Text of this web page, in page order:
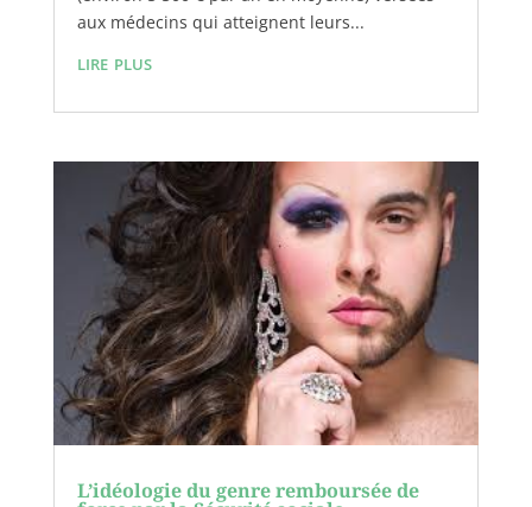
aux médecins qui atteignent leurs...
lire plus
L’idéologie du genre remboursée de